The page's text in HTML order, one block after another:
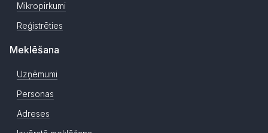
Mikropirkumi
Reģistrēties
Meklēšana
Uzņēmumi
Personas
Adreses